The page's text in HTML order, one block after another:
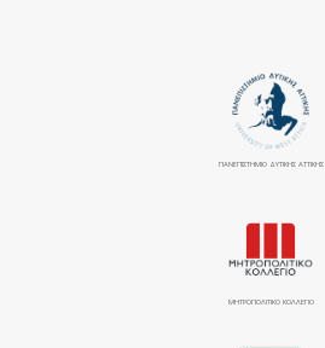
ΠΑΝΕΠΙΣΤΉΜΙΟ ΔΥΤΙΚΉΣ ΑΤΤΙΚΉΣ
ΜΗΤΡΟΠΟΛΙΤΙΚΟ ΚΟΛΛΕΓΙΟ